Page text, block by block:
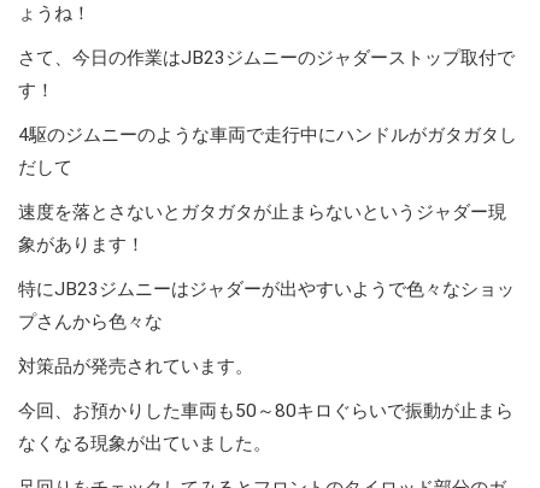
ょうね！
さて、今日の作業はJB23ジムニーのジャダーストップ取付で
す！
4駆のジムニーのような車両で走行中にハンドルがガタガタし
だして
速度を落とさないとガタガタが止まらないというジャダー現
象があります！
特にJB23ジムニーはジャダーが出やすいようで色々なショッ
プさんから色々な
対策品が発売されています。
今回、お預かりした車両も50～80キロぐらいで振動が止まら
なくなる現象が出ていました。